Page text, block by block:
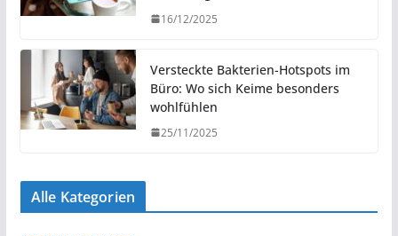
16/12/2025
Versteckte Bakterien-Hotspots im
Büro: Wo sich Keime besonders
wohlfühlen
25/11/2025
Alle Kategorien